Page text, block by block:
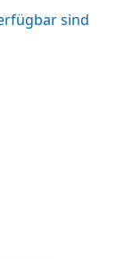
sind